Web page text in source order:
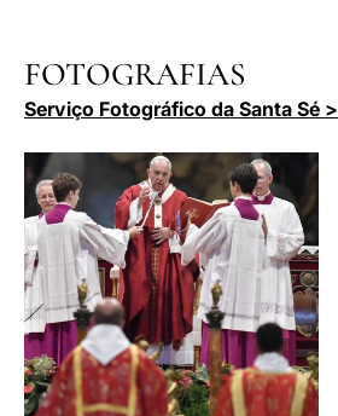
FOTOGRAFIAS
Serviço Fotográfico da Santa Sé >